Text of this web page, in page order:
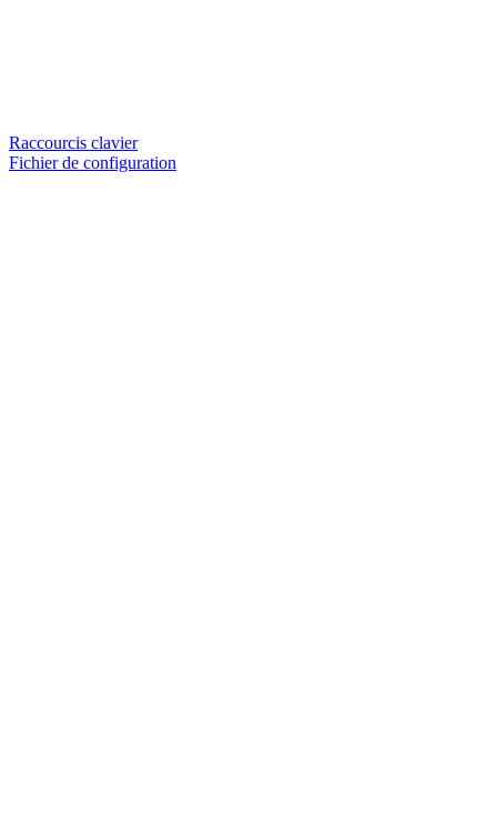
Raccourcis clavier
Fichier de configuration